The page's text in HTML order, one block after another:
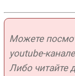
Можете
youtube-
Либо читайте